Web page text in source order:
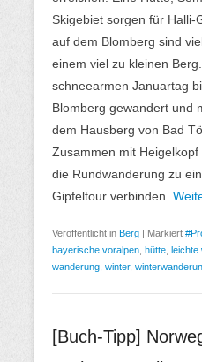
Skigebiet sorgen für Halli-
auf dem Blomberg sind
einem viel zu kleinen
schneearmen Januartag
Blomberg gewandert und
dem Hausberg von Bad
Zusammen mit
die Rundwanderung zu
Gipfeltour verbinden.
Veröffentlicht in Berg | Markiert
bayerische voralpen hütte leichte
wanderung winter,
[Buch-Tipp]